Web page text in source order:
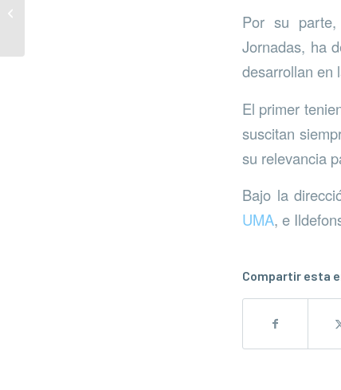
Por su parte,
Jornadas, ha
desarrollan en
El primer
suscitan
su relevancia
Bajo la
UMA, e
Compartir esta